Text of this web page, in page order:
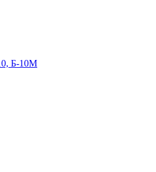
Б-10М